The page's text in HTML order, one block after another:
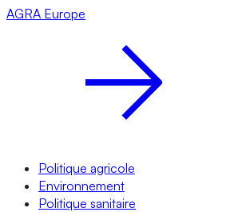
AGRA Europe
Politique agricole
Environnement
Politique sanitaire